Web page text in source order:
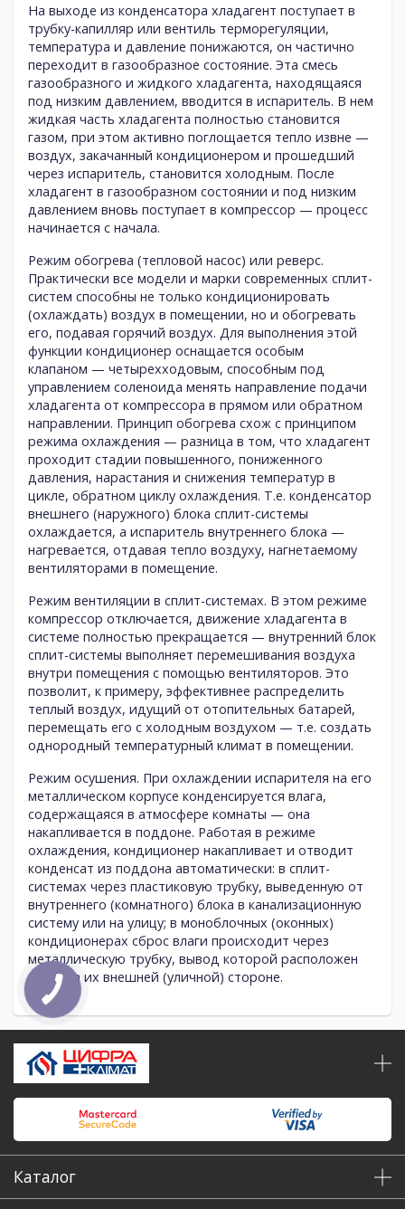
На выходе из конденсатора хладагент поступает в
трубку-капилляр или вентиль терморегуляции,
температура и давление понижаются, он частично
переходит в газообразное состояние. Эта смесь
газообразного и жидкого хладагента, находящаяся
под низким давлением, вводится в испаритель. В нем
жидкая часть хладагента полностью становится
газом, при этом активно поглощается тепло извне —
воздух, закачанный кондиционером и прошедший
через испаритель, становится холодным. После
хладагент в газообразном состоянии и под низким
давлением вновь поступает в компрессор — процесс
начинается с начала.
Режим обогрева (тепловой насос) или реверс.
Практически все модели и марки современных сплит-
систем способны не только кондиционировать
(охлаждать) воздух в помещении, но и обогревать
его, подавая горячий воздух. Для выполнения этой
функции кондиционер оснащается особым
клапаном — четырехходовым, способным под
управлением соленоида менять направление подачи
хладагента от компрессора в прямом или обратном
направлении. Принцип обогрева схож с принципом
режима охлаждения — разница в том, что хладагент
проходит стадии повышенного, пониженного
давления, нарастания и снижения температур в
цикле, обратном циклу охлаждения. Т.е. конденсатор
внешнего (наружного) блока сплит-системы
охлаждается, а испаритель внутреннего блока —
нагревается, отдавая тепло воздуху, нагнетаемому
вентиляторами в помещение.
Режим вентиляции в сплит-системах. В этом режиме
компрессор отключается, движение хладагента в
системе полностью прекращается — внутренний блок
сплит-системы выполняет перемешивания воздуха
внутри помещения с помощью вентиляторов. Это
позволит, к примеру, эффективнее распределить
теплый воздух, идущий от отопительных батарей,
перемещать его с холодным воздухом — т.е. создать
однородный температурный климат в помещении.
Режим осушения. При охлаждении испарителя на его
металлическом корпусе конденсируется влага,
содержащаяся в атмосфере комнаты — она
накапливается в поддоне. Работая в режиме
охлаждения, кондиционер накапливает и отводит
конденсат из поддона автоматически: в сплит-
системах через пластиковую трубку, выведенную от
внутреннего (комнатного) блока в канализационную
систему или на улицу; в моноблочных (оконных)
кондиционерах сброс влаги происходит через
металлическую трубку, вывод которой расположен
снизу на их внешней (уличной) стороне.
Каталог